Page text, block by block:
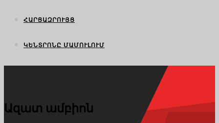
ՀԱՐՑԱԶՐՈՒՅՑ
ԿԵՆՏՐՈՆԸ ՄԱՄՈՒԼՈՒՄ
Ազատ ամբիոն